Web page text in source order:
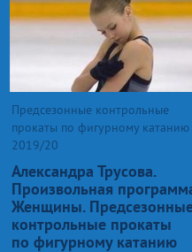
Предсезонные контрольные
прокаты по фигурному катанию
2019/20
Александра Трусова.
Произвольная
Женщины.
контрольные прокаты
по фигурному катанию